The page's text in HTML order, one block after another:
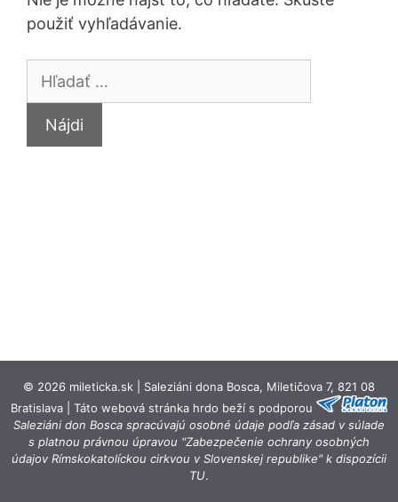
použiť vyhľadávanie.
Hľadať:
© 2026 mileticka.sk | Saleziáni dona Bosca, Miletičova 7, 821 08
Bratislava | Táto webová stránka hrdo beží s podporou
Saleziáni don Bosca spracúvajú osobné údaje podľa zásad v súlade
s platnou právnou úpravou "Zabezpečenie ochrany osobných
údajov Rímskokatolíckou cirkvou v Slovenskej republike" k dispozícii
TU.